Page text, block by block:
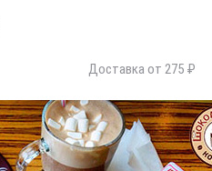
Доставка от 275 ₽